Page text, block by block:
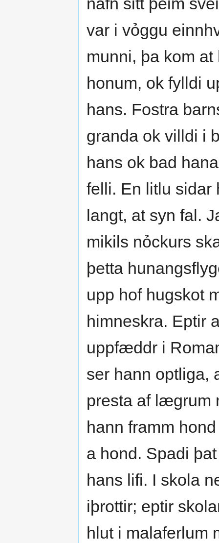
var i vỏggu
munni, þa kom
honum, ok fylldi
hans. Fostra
granda ok villdi i
hans ok bad
felli. En litlu sidar
langt, at syn fal.
mikils nỏckurs
þetta
upp hof hugskot
himneskra. Eptir
uppfæddr i
ser hann optliga,
presta af lægrum
hann framm
a hond. Spadi
hans lifi. I skola
iþrottir; eptir
hlut i malaferlum